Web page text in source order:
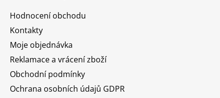
Hodnocení obchodu
Kontakty
Moje objednávka
Reklamace a vrácení zboží
Obchodní podmínky
Ochrana osobních údajů GDPR